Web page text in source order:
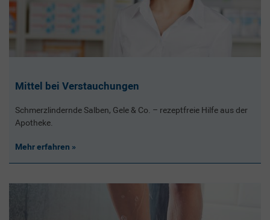
Mittel bei Verstauchungen
Schmerzlindernde Salben, Gele & Co. – rezeptfreie Hilfe aus der
Apotheke.
Mehr erfahren